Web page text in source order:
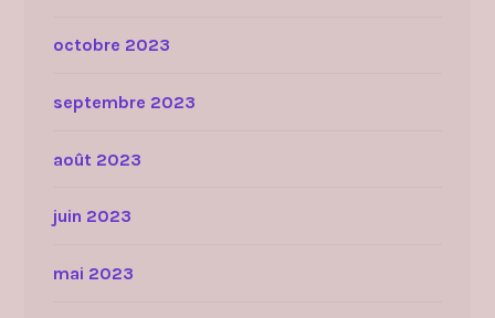
octobre 2023
septembre 2023
août 2023
juin 2023
mai 2023